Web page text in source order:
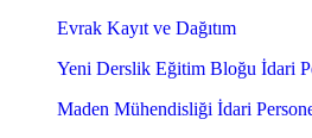
Evrak Kayıt ve Dağıtım
Yeni Derslik Eğitim Bloğu İdari
Maden Mühendisliği İdari